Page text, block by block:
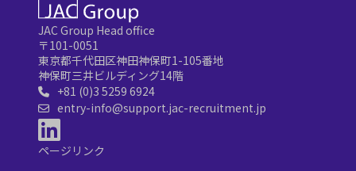
JAC Group Head office
〒101-0051
東京都千代田区神田神保町1-105番地
神保町三井ビルディング14階
+81 (0)3 5259 6924
entry-info@support.jac-recruitment.jp
ページリンク